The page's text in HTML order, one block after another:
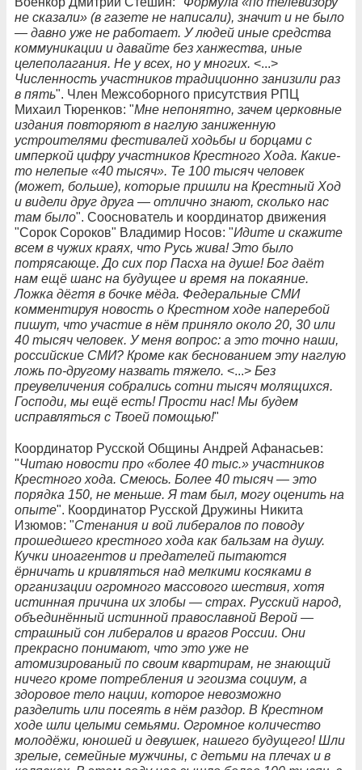
не сказали» (в газете не написали), значит и не было
— давно уже не работает. У людей иные средства
коммуникации и давайте без ханжества, иные
целеполагания. Не у всех, но у многих. <...>
Численность участников традиционно занизили раз
в пять". Член Межсоборного присутствия РПЦ
Михаил Тюренков: "Мне непонятно, зачем церковные
издания повторяют в наглую заниженную
устроителями фестивалей ходьбы и борцами с
имперкой цифру участников Крестного Хода. Какие-
то нелепые «40 тысяч». Те 100 тысяч человек
(может, больше), которые пришли на Крестный Ход
и видели друг друга — отлично знают, сколько нас
там было". Сооснователь и координатор движения
"Сорок Сороков" Владимир Носов: "Идите и скажите
всем в чужих краях, что Русь жива! Это было
потрясающе. До сих пор Пасха на душе! Бог даёт
нам ещё шанс на будущее и время на покаяние.
Ложка дёгтя в бочке мёда. Федеральные СМИ
комментируя новость о Крестном ходе наперебой
пишут, что участие в нём приняло около 20, 30 или
40 тысяч человек. У меня вопрос: а это точно наши,
российские СМИ? Кроме как беснованием эту наглую
ложь по-другому назвать тяжело. <...> Без
преувеличения собрались сотни тысяч молящихся.
Господи, мы ещё есть! Прости нас! Мы будем
исправляться с Твоей помощью!"
Координатор Русской Общины Андрей Афанасьев:
"Читаю новости про «более 40 тыс.» участников
Крестного хода. Смеюсь. Более 40 тысяч — это
порядка 150, не меньше. Я там был, могу оценить на
опыте". Координатор Русской Дружины Никита
Изюмов: "Стенания и вой либералов по поводу
прошедшего крестного хода как бальзам на душу.
Кучки иноагентов и предателей пытаются
ёрничать и кривляться над мелкими косяками в
организации огромного массового шествия, хотя
истинная причина их злобы — страх. Русский народ,
объединённый истинной православной Верой —
страшный сон либералов и врагов России. Они
прекрасно понимают, что это уже не
атомизированый по своим квартирам, не знающий
ничего кроме потребления и эгоизма социум, а
здоровое тело нации, которое невозможно
разделить или посеять в нём раздор. В Крестном
ходе шли целыми семьями. Огромное количество
молодёжи, юношей и девушек, нашего будущего! Шли
зрелые, семейные мужчины, с детьми на плечах и в